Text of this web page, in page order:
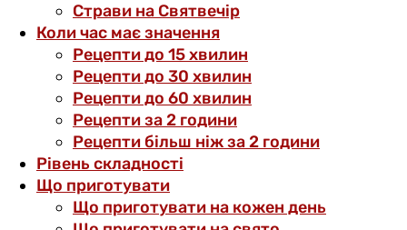
Страви на Святвечір
Коли час має значення
Рецепти до 15 хвилин
Рецепти до 30 хвилин
Рецепти до 60 хвилин
Рецепти за 2 години
Рецепти більш ніж за 2 години
Рівень складності
Що приготувати
Що приготувати на кожен день